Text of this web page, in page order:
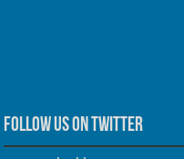
Follow us on Twitter